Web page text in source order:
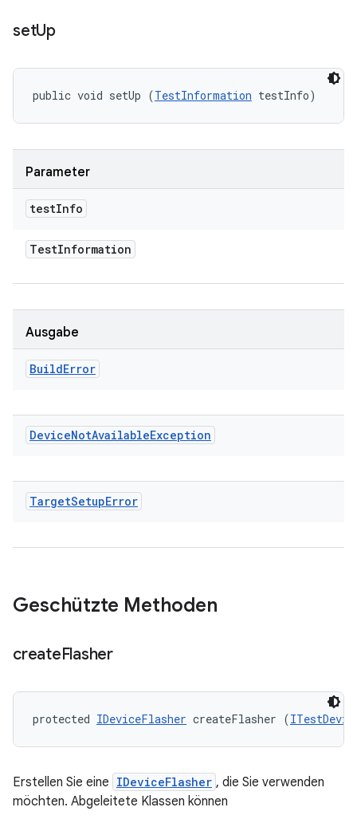
setUp
public void setUp (TestInformation testInfo)
Parameter
testInfo
TestInformation
Ausgabe
BuildError
DeviceNotAvailableException
TargetSetupError
Geschützte Methoden
createFlasher
protected IDeviceFlasher createFlasher (
Erstellen Sie eine IDeviceFlasher , die Sie verwenden
möchten. Abgeleitete Klassen können